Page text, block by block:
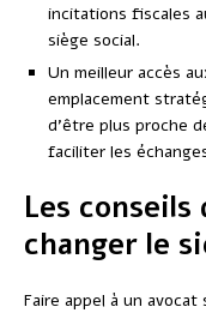
incitations fiscales
siège social.
Un meilleur accès
emplacement
d’être plus proche
faciliter les
Les conseils
changer le
Faire appel à un